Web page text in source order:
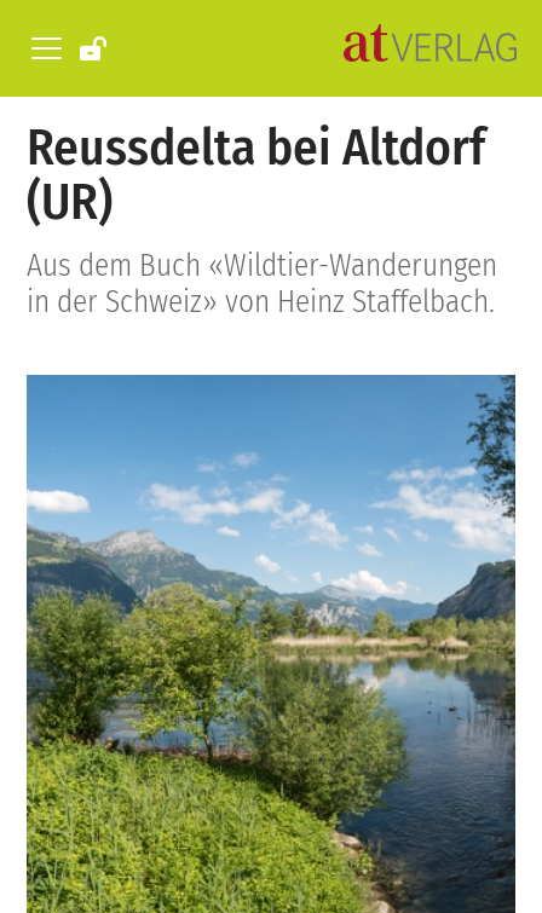
Reussdelta bei Altdorf
(UR)
Aus dem Buch «Wildtier-Wanderungen
in der Schweiz» von Heinz Staffelbach.